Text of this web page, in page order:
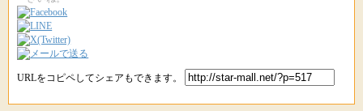
URLをコピペしてシェアもできます。